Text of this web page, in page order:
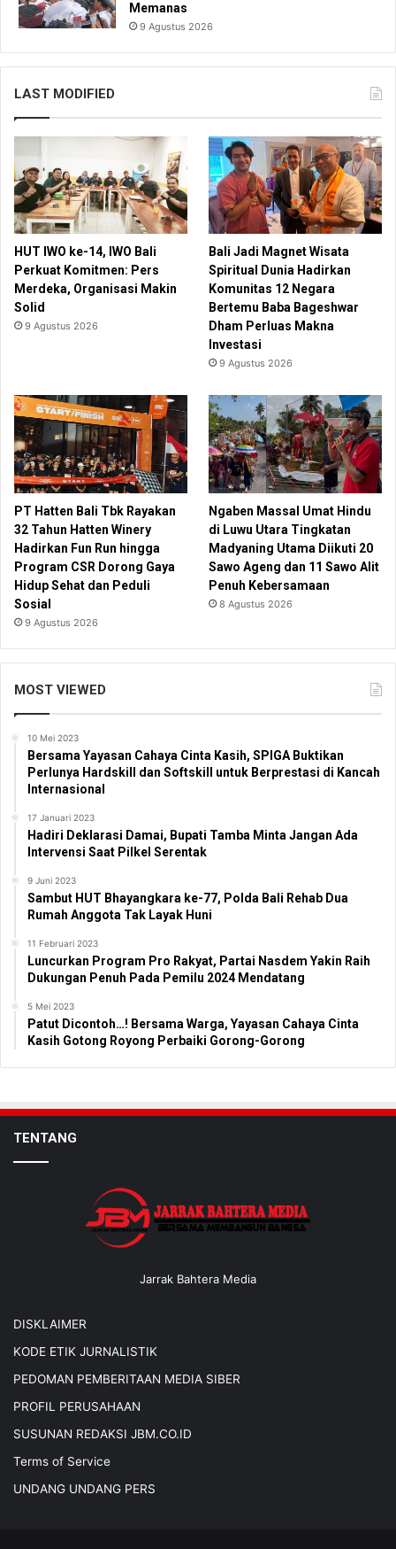
Memanas
9 Agustus 2026
LAST MODIFIED
HUT IWO ke-14, IWO Bali
Perkuat Komitmen: Pers
Merdeka, Organisasi Makin
Solid
9 Agustus 2026
Bali Jadi Magnet Wisata
Spiritual Dunia Hadirkan
Komunitas 12 Negara
Bertemu Baba Bageshwar
Dham Perluas Makna
Investasi
9 Agustus 2026
PT Hatten Bali Tbk Rayakan
32 Tahun Hatten Winery
Hadirkan Fun Run hingga
Program CSR Dorong Gaya
Hidup Sehat dan Peduli
Sosial
9 Agustus 2026
Ngaben Massal Umat Hindu
di Luwu Utara Tingkatan
Madyaning Utama Diikuti 20
Sawo Ageng dan 11 Sawo Alit
Penuh Kebersamaan
8 Agustus 2026
MOST VIEWED
10 Mei 2023
Bersama Yayasan Cahaya Cinta Kasih, SPIGA Buktikan
Perlunya Hardskill dan Softskill untuk Berprestasi di Kancah
Internasional
17 Januari 2023
Hadiri Deklarasi Damai, Bupati Tamba Minta Jangan Ada
Intervensi Saat Pilkel Serentak
9 Juni 2023
Sambut HUT Bhayangkara ke-77, Polda Bali Rehab Dua
Rumah Anggota Tak Layak Huni
11 Februari 2023
Luncurkan Program Pro Rakyat, Partai Nasdem Yakin Raih
Dukungan Penuh Pada Pemilu 2024 Mendatang
5 Mei 2023
Patut Dicontoh…! Bersama Warga, Yayasan Cahaya Cinta
Kasih Gotong Royong Perbaiki Gorong-Gorong
TENTANG
Jarrak Bahtera Media
DISKLAIMER
KODE ETIK JURNALISTIK
PEDOMAN PEMBERITAAN MEDIA SIBER
PROFIL PERUSAHAAN
SUSUNAN REDAKSI JBM.CO.ID
Terms of Service
UNDANG UNDANG PERS